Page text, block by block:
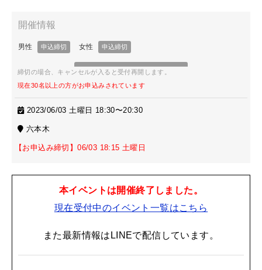
締切の場合、キャンセルが入ると受付再開します。
現在30名以上の方がお申込みされています
2023/06/03 土曜日 18:30〜20:30
六本木
【お申込み締切】06/03 18:15 土曜日
本イベントは開催終了しました。
現在受付中のイベント一覧はこちら
また最新情報はLINEで配信しています。